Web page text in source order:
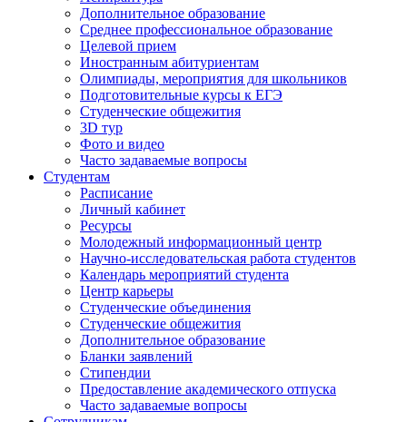
Дополнительное образование
Среднее профессиональное образование
Целевой прием
Иностранным абитуриентам
Олимпиады, мероприятия для школьников
Подготовительные курсы к ЕГЭ
Студенческие общежития
3D тур
Фото и видео
Часто задаваемые вопросы
Студентам
Расписание
Личный кабинет
Ресурсы
Молодежный информационный центр
Научно-исследовательская работа студентов
Календарь мероприятий студента
Центр карьеры
Студенческие объединения
Студенческие общежития
Дополнительное образование
Бланки заявлений
Стипендии
Предоставление академического отпуска
Часто задаваемые вопросы